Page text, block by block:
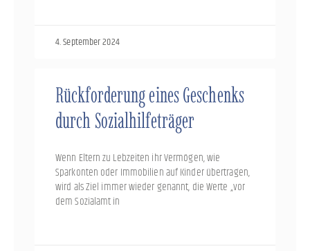
4. September 2024
Rückforderung eines Geschenks
durch Sozialhilfeträger
Wenn Eltern zu Lebzeiten ihr Vermögen, wie
Sparkonten oder Immobilien auf Kinder übertragen,
wird als Ziel immer wieder genannt, die Werte „vor
dem Sozialamt in